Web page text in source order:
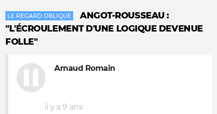
LE REGARD OBLIQUE
ANGOT-ROUSSEAU :
"L'ÉCROULEMENT D'UNE LOGIQUE DEVENUE
FOLLE"
Arnaud Romain
il y a 9 ans